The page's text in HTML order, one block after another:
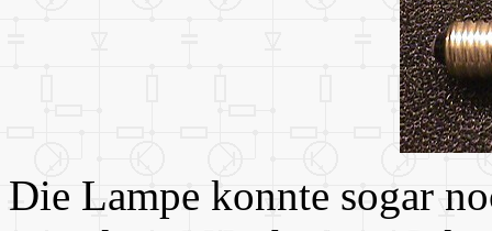
Die Lampe konnte sogar